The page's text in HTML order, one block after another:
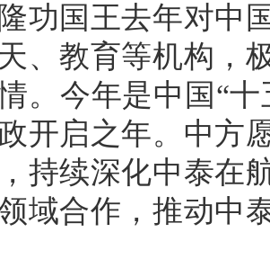
功国王去年对中
、教育等机构，
。今年是中国“
开启之年。中方
持续深化中泰在
域合作，推动中